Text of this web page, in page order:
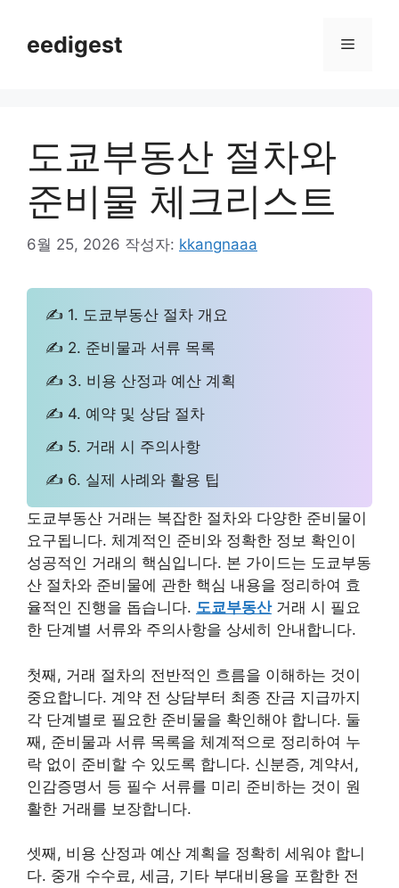
eedigest 메
도쿄부동산 절차와
준비물 체크리스트
6월 25, 2026 작성자: kkangnaaa
✍ 1. 도쿄부동산 절차 개요
✍ 2. 준비물과 서류 목록
✍ 3. 비용 산정과 예산 계획
✍ 4. 예약 및 상담 절차
✍ 5. 거래 시 주의사항
✍ 6. 실제 사례와 활용 팁
도쿄부동산 거래는 복잡한 절차와 다양한 준비물이
요구됩니다. 체계적인 준비와 정확한 정보 확인이
성공적인 거래의 핵심입니다. 본 가이드는 도쿄부동
산 절차와 준비물에 관한 핵심 내용을 정리하여 효
율적인 진행을 돕습니다. 도쿄부동산거래 시 필요
한 단계별 서류와 주의사항을 상세히 안내합니다.
첫째, 거래 절차의 전반적인 흐름을 이해하는 것이
중요합니다. 계약 전 상담부터 최종 잔금 지급까지
각 단계별로 필요한 준비물을 확인해야 합니다. 둘
째, 준비물과 서류 목록을 체계적으로 정리하여 누
락 없이 준비할 수 있도록 합니다. 신분증, 계약서,
인감증명서 등 필수 서류를 미리 준비하는 것이 원
활한 거래를 보장합니다.
셋째, 비용 산정과 예산 계획을 정확히 세워야 합니
다. 중개 수수료, 세금, 기타 부대비용을 포함한 전